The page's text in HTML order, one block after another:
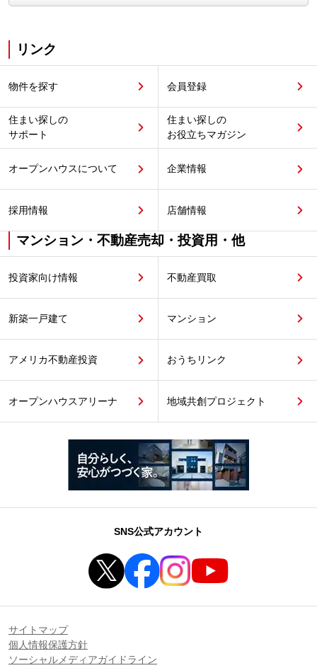
リンク
物件を探す 会員登録
住まい探しの
サポート
住まい探しの
お役立ちマガジン
オープンハウスについて 企業情報
採用情報 店舗情報
マンション・不動産売却・投資用・他
投資家向け情報 不動産買取
新築一戸建て マンション
アメリカ不動産投資 おうちリンク
オープンハウスアリーナ 地域共創プロジェクト
SNS公式アカウント
サイトマップ
個人情報保護方針
ソーシャルメディアガイドライン